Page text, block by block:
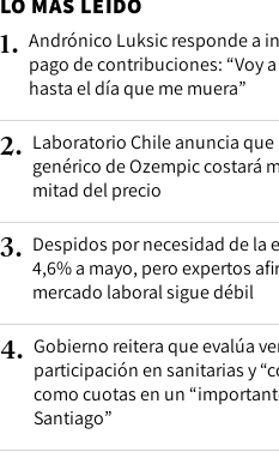
LO MÁS LEÍDO
1. Andrónico Luksic responde a
pago de contribuciones: “Voy
hasta el día que me muera”
2. Laboratorio Chile anuncia
genérico de Ozempic costará
mitad del precio
3. Despidos por necesidad de la
4,6% a mayo, pero expertos
mercado laboral sigue débil
4. Gobierno reitera que evalúa
participación en sanitarias y
como cuotas en un
Santiago”